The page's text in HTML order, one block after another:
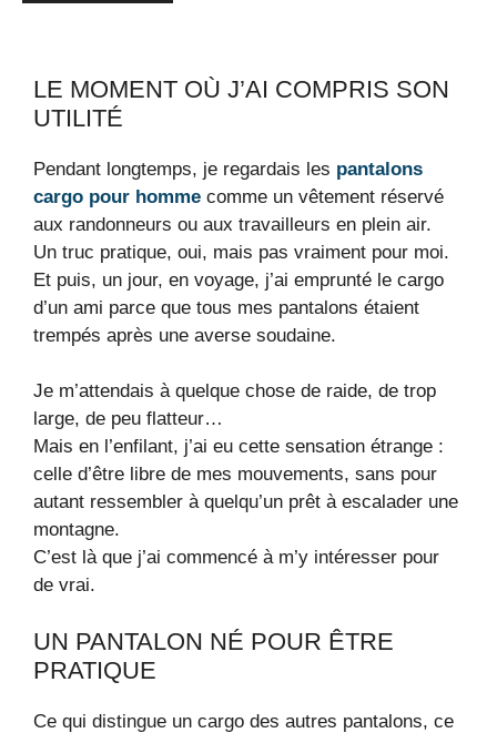
LE MOMENT OÙ J’AI COMPRIS SON
UTILITÉ
Pendant longtemps, je regardais les pantalons
cargo pour homme comme un vêtement réservé
aux randonneurs ou aux travailleurs en plein air.
Un truc pratique, oui, mais pas vraiment pour moi.
Et puis, un jour, en voyage, j’ai emprunté le cargo
d’un ami parce que tous mes pantalons étaient
trempés après une averse soudaine.
Je m’attendais à quelque chose de raide, de trop
large, de peu flatteur…
Mais en l’enfilant, j’ai eu cette sensation étrange :
celle d’être libre de mes mouvements, sans pour
autant ressembler à quelqu’un prêt à escalader une
montagne.
C’est là que j’ai commencé à m’y intéresser pour
de vrai.
UN PANTALON NÉ POUR ÊTRE
PRATIQUE
Ce qui distingue un cargo des autres pantalons, ce